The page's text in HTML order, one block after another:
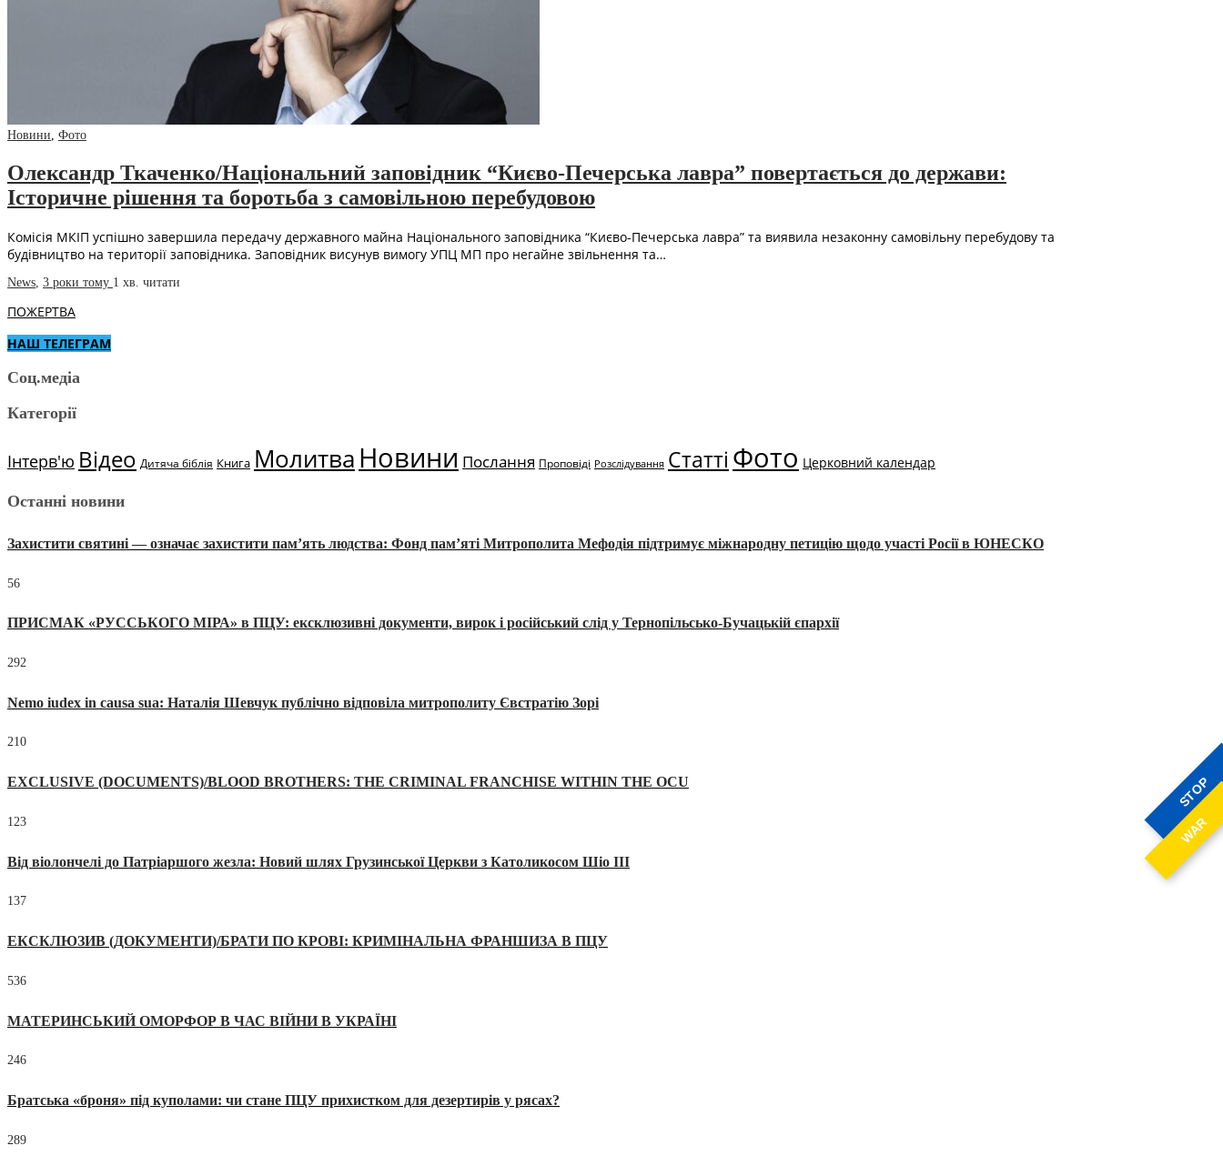
STOP
WAR
Новини, Фото
Олександр Ткаченко/Національний заповідник “Києво-Печерська лавра” повертається до держави:
Історичне рішення та боротьба з самовільною перебудовою
Комісія МКІП успішно завершила передачу державного майна Національного заповідника “Києво-Печерська лавра” та виявила незаконну самовільну перебудову та
будівництво на території заповідника. Заповідник висунув вимогу УПЦ МП про негайне звільнення та…
News, 3 роки тому 1 хв. читати
ПОЖЕРТВА
НАШ ТЕЛЕГРАМ
Соц.медіа
Категорії
Інтерв'ю Відео Дитяча біблія Книга МолитваНовини Послання Проповіді Розслідування Статті Фото Церковний календар
Останні новини
Захистити святині — означає захистити пам’ять людства: Фонд пам’яті Митрополита Мефодія підтримує міжнародну петицію щодо участі Росії в ЮНЕСКО
56
ПРИСМАК «РУССЬКОГО МІРА» в ПЦУ: ексклюзивні документи, вирок і російський слід у Тернопільсько-Бучацькій єпархії
292
Nemo iudex in causa sua: Наталія Шевчук публічно відповіла митрополиту Євстратію Зорі
210
EXCLUSIVE (DOCUMENTS)/BLOOD BROTHERS: THE CRIMINAL FRANCHISE WITHIN THE OCU
123
Від віолончелі до Патріаршого жезла: Новий шлях Грузинської Церкви з Католикосом Шіо III
137
ЕКСКЛЮЗИВ (ДОКУМЕНТИ)/БРАТИ ПО КРОВІ: КРИМІНАЛЬНА ФРАНШИЗА В ПЦУ
536
МАТЕРИНСЬКИЙ ОМОРФОР В ЧАС ВІЙНИ В УКРАЇНІ
246
Братська «броня» під куполами: чи стане ПЦУ прихистком для дезертирів у рясах?
289